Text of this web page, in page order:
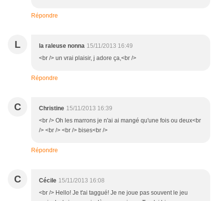
Répondre
L la raleuse nonna 15/11/2013 16:49
<br /> un vrai plaisir, j adore ça,<br />
Répondre
C Christine 15/11/2013 16:39
<br /> Oh les marrons je n'ai ai mangé qu'une fois ou deux<br
/> <br /> <br /> bises<br />
Répondre
C Cécile 15/11/2013 16:08
<br /> Hello! Je t'ai taggué! Je ne joue pas souvent le jeu